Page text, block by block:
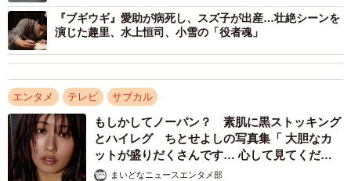
りました」『ブギウギ』愛助が病死し、スズ子が出産…壮絶シーンを
演じた趣里、水上恒司、小雪の「役者魂」
エンタメ テレビ サブカル
もしかしてノーパン？ 素肌に黒ストッキング
とハイレグ ちとせよしの写真集「 大胆なカ
ットが盛りだくさんです… 心して見てくださ
い」まいどなニュースエンタメ部